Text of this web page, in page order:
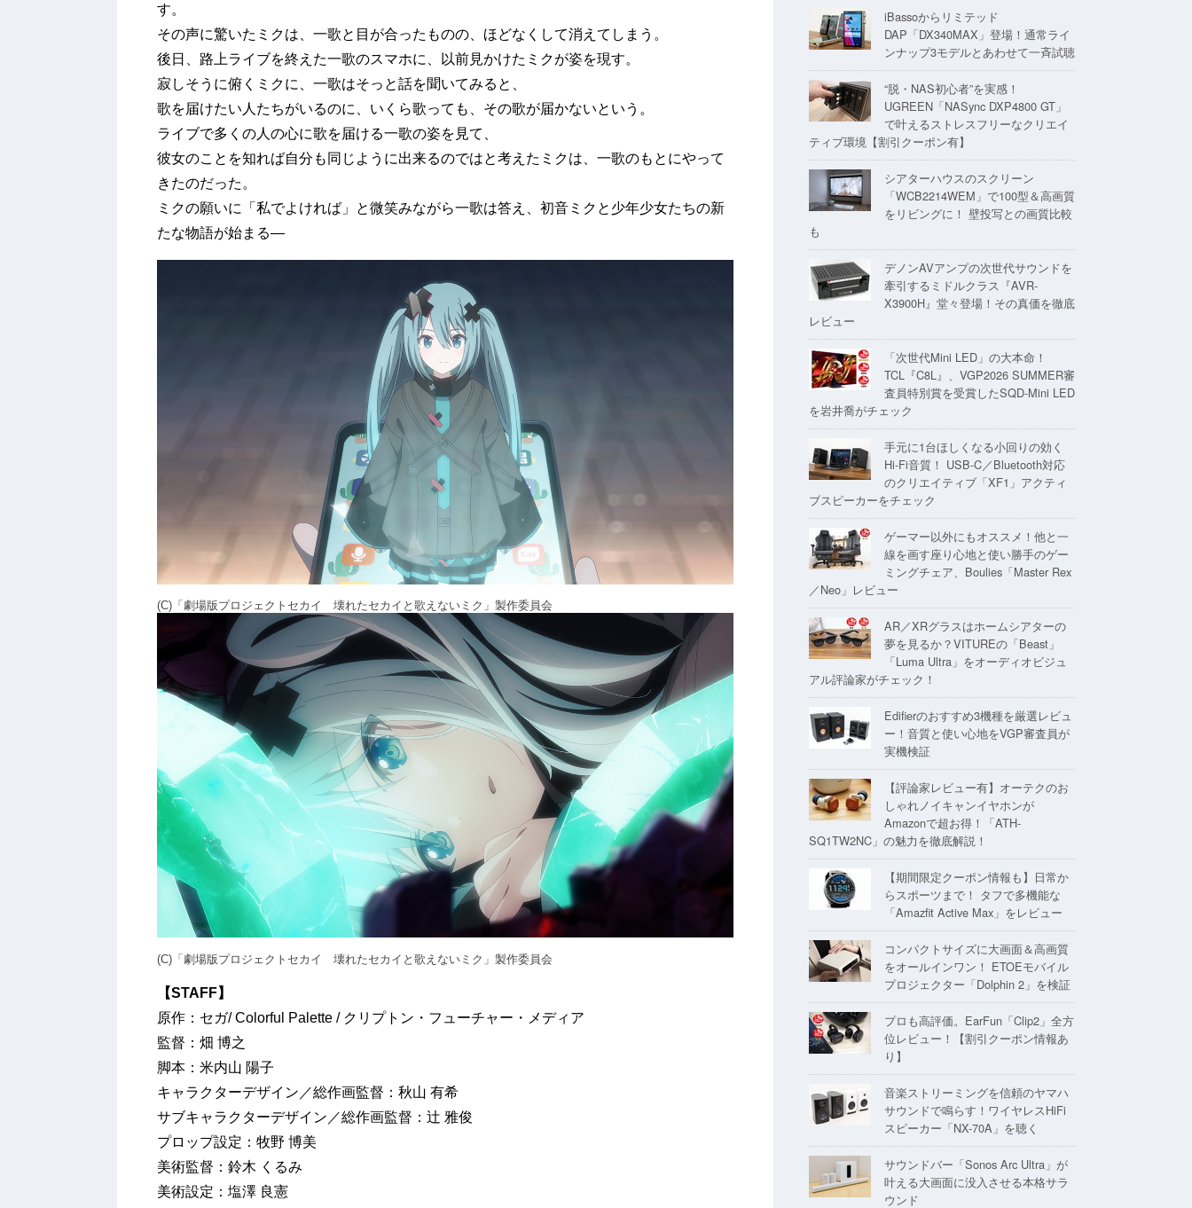
す。
その声に驚いたミクは、一歌と目が合ったものの、ほどなくして消えてしまう。
後日、路上ライブを終えた一歌のスマホに、以前見かけたミクが姿を現す。
寂しそうに俯くミクに、一歌はそっと話を聞いてみると、
歌を届けたい人たちがいるのに、いくら歌っても、その歌が届かないという。
ライブで多くの人の心に歌を届ける一歌の姿を見て、
彼女のことを知れば自分も同じように出来るのではと考えたミクは、一歌のもとにやって
きたのだった。
ミクの願いに「私でよければ」と微笑みながら一歌は答え、初音ミクと少年少女たちの新
たな物語が始まる―
(C)「劇場版プロジェクトセカイ 壊れたセカイと歌えないミク」製作委員会
(C)「劇場版プロジェクトセカイ 壊れたセカイと歌えないミク」製作委員会
【STAFF】
原作：セガ/ Colorful Palette / クリプトン・フューチャー・メディア
監督：畑 博之
脚本：米内山 陽子
キャラクターデザイン／総作画監督：秋山 有希
サブキャラクターデザイン／総作画監督：辻 雅俊
プロップ設定：牧野 博美
美術監督：鈴木 くるみ
美術設定：塩澤 良憲
iBassoからリミテッド
DAP「DX340MAX」登場！通常ライ
ンナップ3モデルとあわせて一斉試聴
“脱・NAS初心者”を実感！
UGREEN「NASync DXP4800 GT」
で叶えるストレスフリーなクリエイ
ティブ環境【割引クーポン有】
シアターハウスのスクリーン
「WCB2214WEM」で100型＆高画質
をリビングに！ 壁投写との画質比較
も
デノンAVアンプの次世代サウンドを
牽引するミドルクラス『AVR-
X3900H』堂々登場！その真価を徹底
レビュー
「次世代Mini LED」の大本命！
TCL『C8L』、VGP2026 SUMMER審
査員特別賞を受賞したSQD-Mini LED
を岩井喬がチェック
手元に1台ほしくなる小回りの効く
Hi-Fi音質！ USB-C／Bluetooth対応
のクリエイティブ「XF1」アクティ
ブスピーカーをチェック
ゲーマー以外にもオススメ！他と一
線を画す座り心地と使い勝手のゲー
ミングチェア、Boulies「Master Rex
／Neo」レビュー
AR／XRグラスはホームシアターの
夢を見るか？VITUREの「Beast」
「Luma Ultra」をオーディオビジュ
アル評論家がチェック！
Edifierのおすすめ3機種を厳選レビュ
ー！音質と使い心地をVGP審査員が
実機検証
【評論家レビュー有】オーテクのお
しゃれノイキャンイヤホンが
Amazonで超お得！「ATH-
SQ1TW2NC」の魅力を徹底解説！
【期間限定クーポン情報も】日常か
らスポーツまで！ タフで多機能な
「Amazfit Active Max」をレビュー
コンパクトサイズに大画面＆高画質
をオールインワン！ ETOEモバイル
プロジェクター「Dolphin 2」を検証
プロも高評価。EarFun「Clip2」全方
位レビュー！【割引クーポン情報あ
り】
音楽ストリーミングを信頼のヤマハ
サウンドで鳴らす！ワイヤレスHiFi
スピーカー「NX-70A」を聴く
サウンドバー「Sonos Arc Ultra」が
叶える大画面に没入させる本格サラ
ウンド